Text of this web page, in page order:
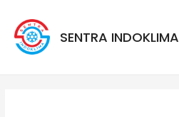
SENTRA INDOKLIMA